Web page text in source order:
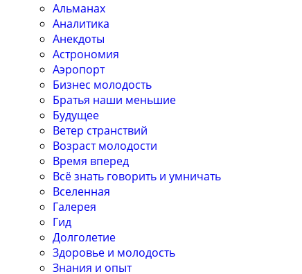
Альманах
Аналитика
Анекдоты
Астрономия
Аэропорт
Бизнес молодость
Братья наши меньшие
Будущее
Ветер странствий
Возраст молодости
Время вперед
Всё знать говорить и умничать
Вселенная
Галерея
Гид
Долголетие
Здоровье и молодость
Знания и опыт